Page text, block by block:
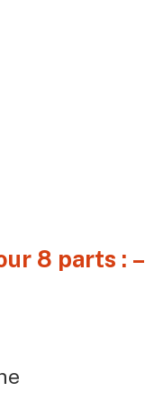
8 parts : –